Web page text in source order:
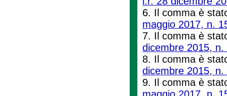
6. Il comma è
maggio 2017, n.
7. Il comma è
dicembre 2015, n.
8. Il comma è
dicembre 2015, n.
9. Il comma è